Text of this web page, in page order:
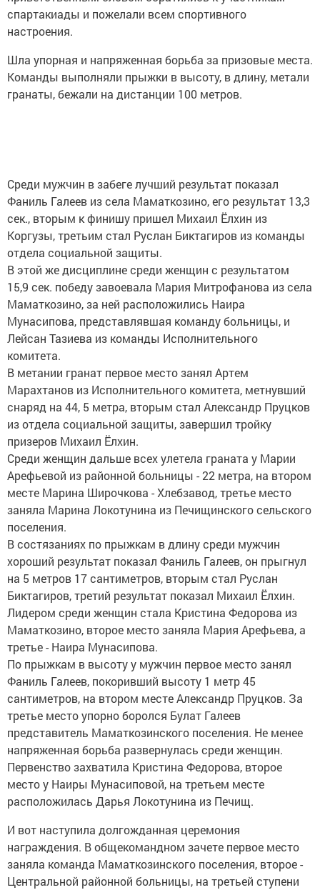
спартакиады и пожелали всем спортивного
настроения.
Шла упорная и напряженная борьба за призовые места.
Команды выполняли прыжки в высоту, в длину, метали
гранаты, бежали на дистанции 100 метров.
Среди мужчин в забеге лучший результат показал
Фаниль Галеев из села Маматкозино, его результат 13,3
сек., вторым к финишу пришел Михаил Ёлхин из
Коргузы, третьим стал Руслан Биктагиров из команды
отдела социальной защиты.
В этой же дисциплине среди женщин с результатом
15,9 сек. победу завоевала Мария Митрофанова из села
Маматкозино, за ней расположились Наира
Мунасипова, представлявшая команду больницы, и
Лейсан Тазиева из команды Исполнительного
комитета.
В метании гранат первое место занял Артем
Марахтанов из Исполнительного комитета, метнувший
снаряд на 44, 5 метра, вторым стал Александр Пруцков
из отдела социальной защиты, завершил тройку
призеров Михаил Ёлхин.
Среди женщин дальше всех улетела граната у Марии
Арефьевой из районной больницы - 22 метра, на втором
месте Марина Широчкова - Хлебзавод, третье место
заняла Марина Локотунина из Печищинского сельского
поселения.
В состязаниях по прыжкам в длину среди мужчин
хороший результат показал Фаниль Галеев, он прыгнул
на 5 метров 17 сантиметров, вторым стал Руслан
Биктагиров, третий результат показал Михаил Ёлхин.
Лидером среди женщин стала Кристина Федорова из
Маматкозино, второе место заняла Мария Арефьева, а
третье - Наира Мунасипова.
По прыжкам в высоту у мужчин первое место занял
Фаниль Галеев, покоривший высоту 1 метр 45
сантиметров, на втором месте Александр Пруцков. За
третье место упорно боролся Булат Галеев
представитель Маматкозинского поселения. Не менее
напряженная борьба развернулась среди женщин.
Первенство захватила Кристина Федорова, второе
место у Наиры Мунасиповой, на третьем месте
расположилась Дарья Локотунина из Печищ.
И вот наступила долгожданная церемония
награждения. В общекомандном зачете первое место
заняла команда Маматкозинского поселения, второе -
Центральной районной больницы, на третьей ступени